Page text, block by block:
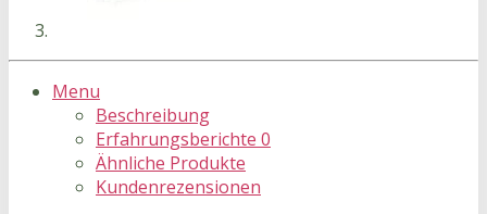
Menu
Beschreibung
Erfahrungsberichte 0
Ähnliche Produkte
Kundenrezensionen